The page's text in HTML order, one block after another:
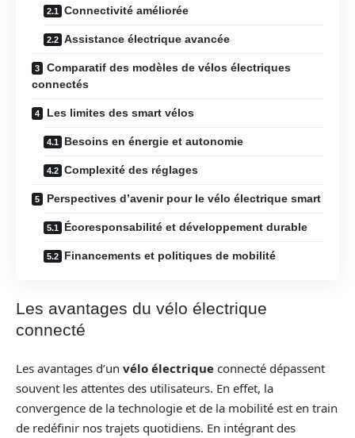
Connectivité améliorée
Assistance électrique avancée
Comparatif des modèles de vélos électriques
connectés
Les limites des smart vélos
Besoins en énergie et autonomie
Complexité des réglages
Perspectives d’avenir pour le vélo électrique smart
Écoresponsabilité et développement durable
Financements et politiques de mobilité
Les avantages du vélo électrique
connecté
Les avantages d’un vélo électrique connecté dépassent
souvent les attentes des utilisateurs. En effet, la
convergence de la technologie et de la mobilité est en train
de redéfinir nos trajets quotidiens. En intégrant des